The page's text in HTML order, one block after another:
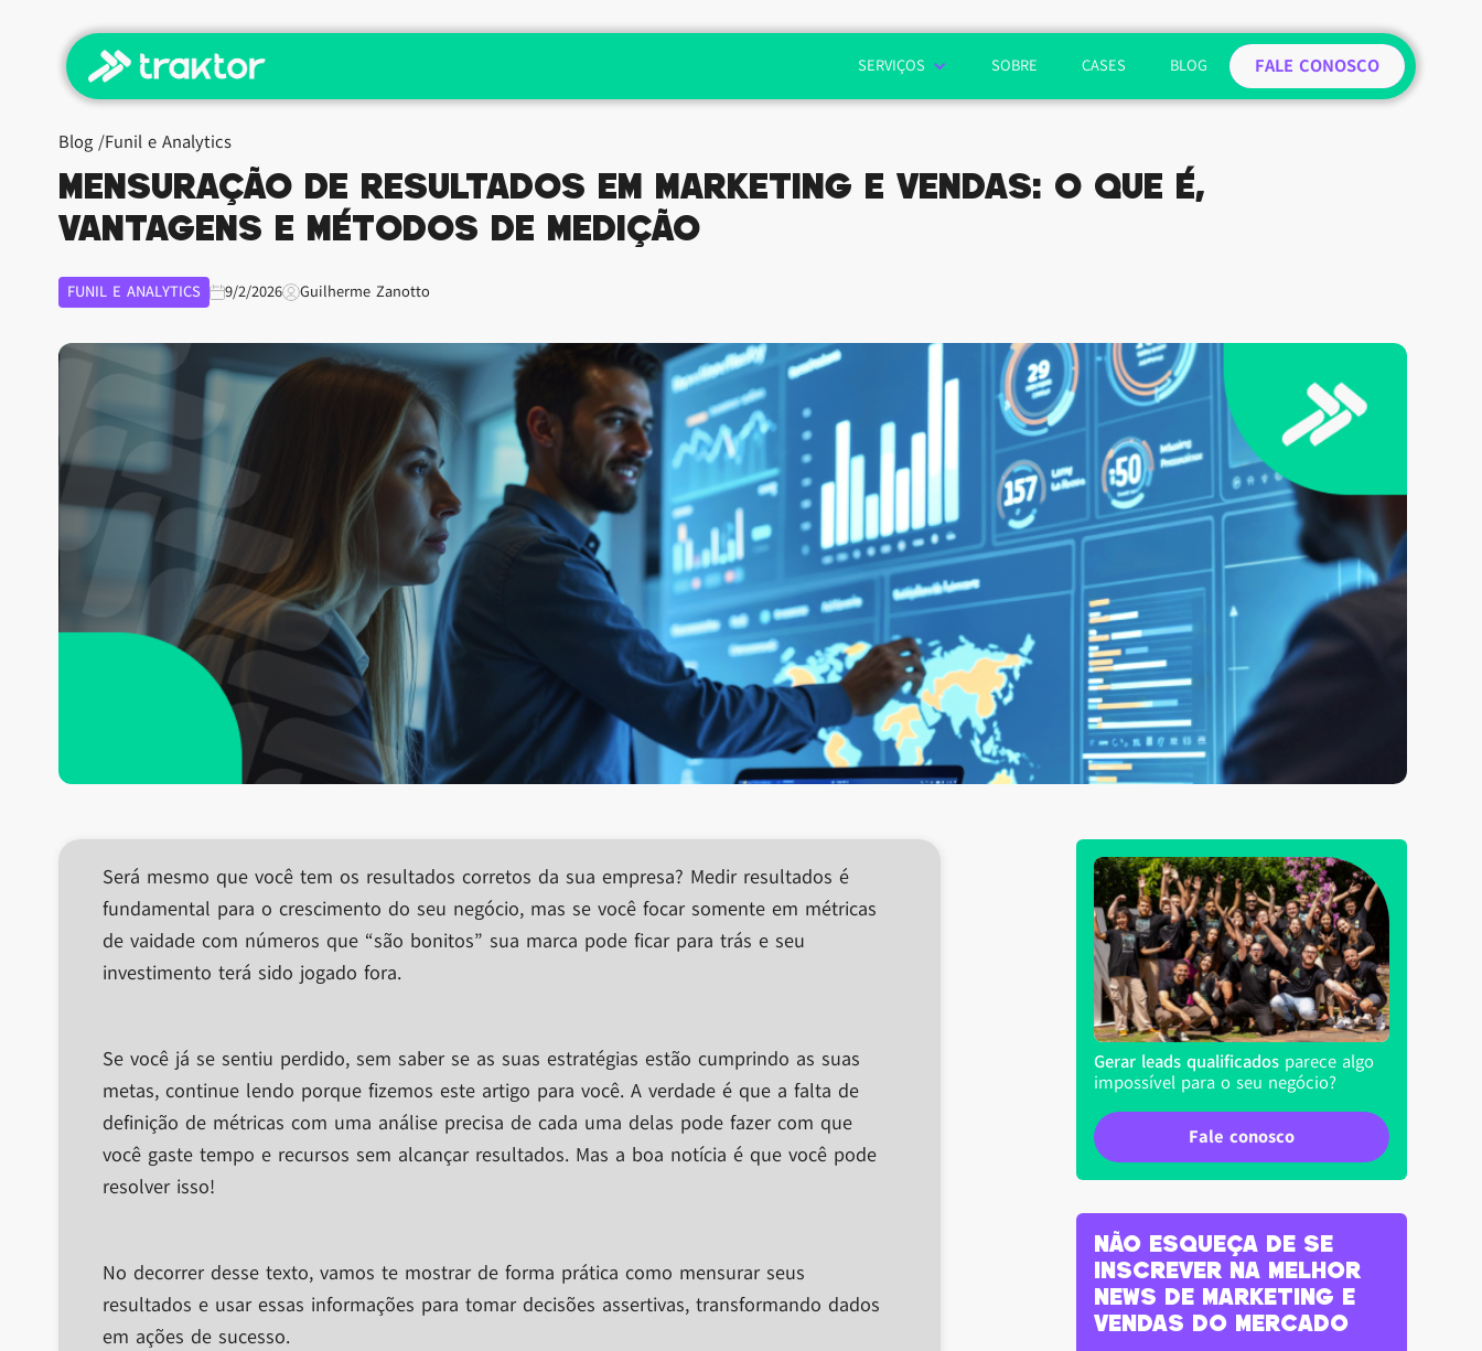
SERVIÇOS SOBRE CASES BLOG FALE CONOSCO
Blog /Funil e Analytics
Mensuração de resultados em Marketing e Vendas: o que é,
vantagens e métodos de medição
FUNIL E ANALYTICS 9/2/2026 Guilherme Zanotto
Será mesmo que você tem os resultados corretos da sua empresa? Medir resultados é
fundamental para o crescimento do seu negócio, mas se você focar somente em métricas
de vaidade com números que “são bonitos” sua marca pode ficar para trás e seu
investimento terá sido jogado fora.
Se você já se sentiu perdido, sem saber se as suas estratégias estão cumprindo as suas
metas, continue lendo porque fizemos este artigo para você. A verdade é que a falta de
definição de métricas com uma análise precisa de cada uma delas pode fazer com que
você gaste tempo e recursos sem alcançar resultados. Mas a boa notícia é que você pode
resolver isso!
No decorrer desse texto, vamos te mostrar de forma prática como mensurar seus
resultados e usar essas informações para tomar decisões assertivas, transformando dados
em ações de sucesso.
Gerar leads qualificadosparece algo
impossível para o seu negócio?
Fale conosco
Não esqueça de se
inscrever na melhor
news de marketing e
vendas do Mercado